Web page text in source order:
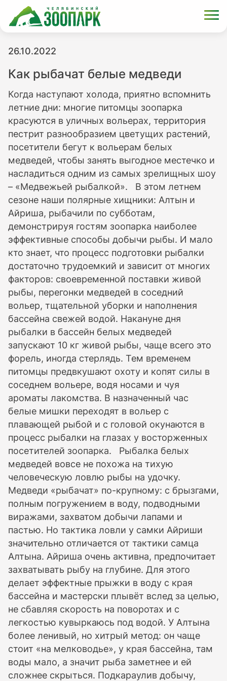
26.10.2022
Как рыбачат белые медведи
Когда наступают холода, приятно вспомнить
летние дни: многие питомцы зоопарка
красуются в уличных вольерах, территория
пестрит разнообразием цветущих растений,
посетители бегут к вольерам белых
медведей, чтобы занять выгодное местечко и
насладиться одним из самых зрелищных шоу
– «Медвежьей рыбалкой». В этом летнем
сезоне наши полярные хищники: Алтын и
Айриша, рыбачили по субботам,
демонстрируя гостям зоопарка наиболее
эффективные способы добычи рыбы. И мало
кто знает, что процесс подготовки рыбалки
достаточно трудоемкий и зависит от многих
факторов: своевременной поставки живой
рыбы, перегонки медведей в соседний
вольер, тщательной уборки и наполнения
бассейна свежей водой. Накануне дня
рыбалки в бассейн белых медведей
запускают 10 кг живой рыбы, чаще всего это
форель, иногда стерлядь. Тем временем
питомцы предвкушают охоту и копят силы в
соседнем вольере, водя носами и чуя
ароматы лакомства. В назначенный час
белые мишки переходят в вольер с
плавающей рыбой и с головой окунаются в
процесс рыбалки на глазах у восторженных
посетителей зоопарка. Рыбалка белых
медведей вовсе не похожа на тихую
человеческую ловлю рыбы на удочку.
Медведи «рыбачат» по-крупному: с брызгами,
полным погружением в воду, подводными
виражами, захватом добычи лапами и
пастью. Но тактика ловли у самки Айриши
значительно отличается от тактики самца
Алтына. Айриша очень активна, предпочитает
захватывать рыбу на глубине. Для этого
делает эффектные прыжки в воду с края
бассейна и мастерски плывёт вслед за целью,
не сбавляя скорость на поворотах и с
легкостью кувыркаюсь под водой. У Алтына
более ленивый, но хитрый метод: он чаще
стоит «на мелководье», у края бассейна, там
воды мало, а значит рыба заметнее и ей
сложнее скрыться. Подкараулив добычу,